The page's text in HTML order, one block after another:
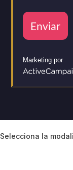
Enviar
Marketing por
A
C
Selecciona la